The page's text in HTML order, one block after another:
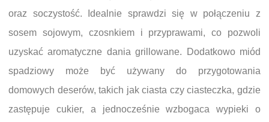
oraz soczystość. Idealnie sprawdzi się w połączeniu z
sosem sojowym, czosnkiem i przyprawami, co pozwoli
uzyskać aromatyczne dania grillowane. Dodatkowo miód
spadziowy może być używany do przygotowania
domowych deserów, takich jak ciasta czy ciasteczka, gdzie
zastępuje cukier, a jednocześnie wzbogaca wypieki o